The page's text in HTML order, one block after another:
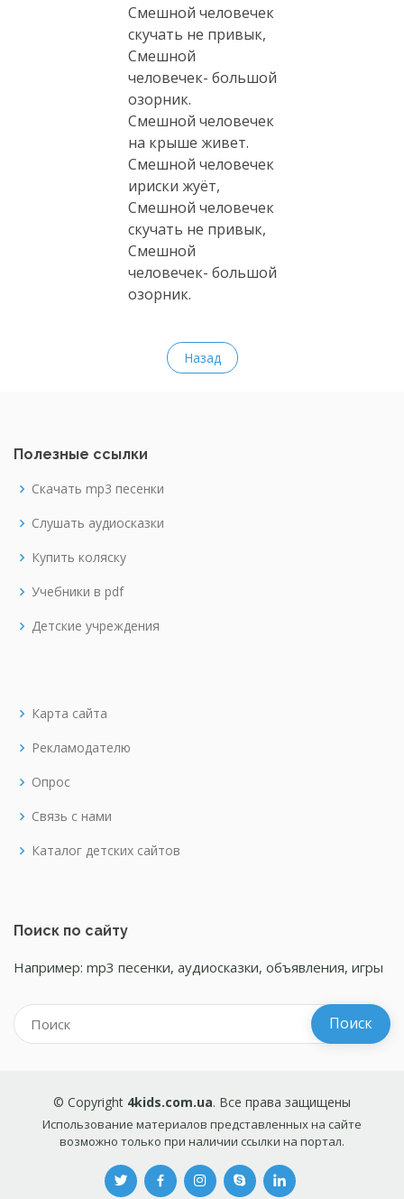
Смешной человечек
скучать не привык,
Смешной
человечек- большой
озорник.
Смешной человечек
на крыше живет.
Смешной человечек
ириски жуёт,
Смешной человечек
скучать не привык,
Смешной
человечек- большой
озорник.
Назад
Полезные ссылки
Скачать mp3 песенки
Слушать аудиосказки
Купить коляску
Учебники в pdf
Детские учреждения
Карта сайта
Рекламодателю
Опрос
Связь с нами
Каталог детских сайтов
Поиск по сайту
Например: mp3 песенки, аудиосказки, объявления, игры
© Copyright 4kids.com.ua. Все права защищены
Использование материалов представленных на сайте
возможно только при наличии ссылки на портал.